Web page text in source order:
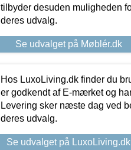
tilbyder desuden muligheden
deres udvalg.
Se udvalget på Møblér.dk
Hos LuxoLiving.dk finder du
er godkendt af E-mærket og
Levering sker næste dag ved
deres udvalg.
Se udvalget på LuxoLiving.dk